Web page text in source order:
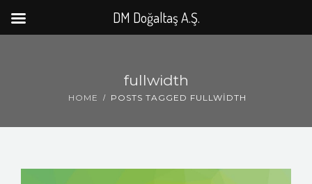
fullwidth
HOME POSTS TAGGED FULLWIDTH
DM Doğaltaş A.Ş.